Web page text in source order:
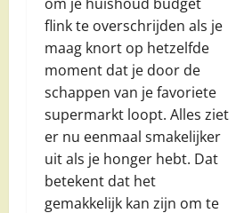
flink te overschrijden als je
maag knort op hetzelfde
moment dat je door de
schappen van je favoriete
supermarkt loopt. Alles ziet
er nu eenmaal smakelijker
uit als je honger hebt. Dat
betekent dat het
gemakkelijk kan zijn om te